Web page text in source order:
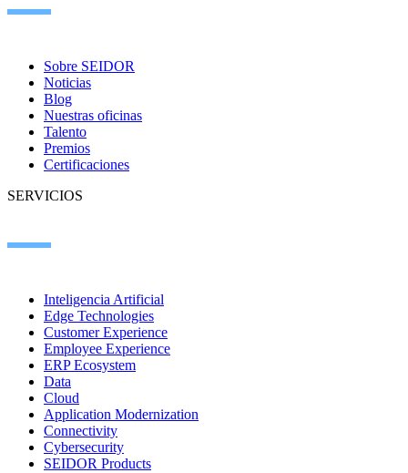
Sobre SEIDOR
Noticias
Blog
Nuestras oficinas
Talento
Premios
Certificaciones
SERVICIOS
Inteligencia Artificial
Edge Technologies
Customer Experience
Employee Experience
ERP Ecosystem
Data
Cloud
Application Modernization
Connectivity
Cybersecurity
SEIDOR Products